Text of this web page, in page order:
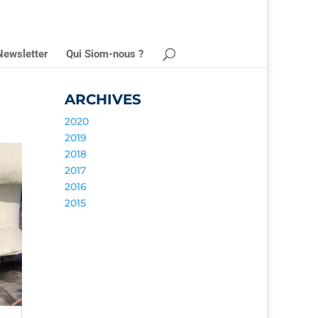
Qui Siom-nous ?
ARCHIVES
2020
2019
2018
2017
2016
2015